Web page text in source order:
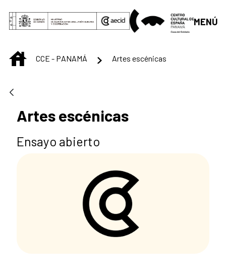
Skip to Main Content
MENÚ
INICIOCCE - PANAMÁ Artes escénicas
Artes escénicas
Ensayo abierto